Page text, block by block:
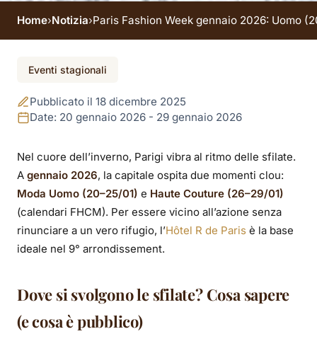
Paris Fashion Week
gennaio 2026: Uomo
(20–25) & Haute
Couture (26–29) — Il
tuo quartier generale
nel 9°
Home›Notizia›Paris Fashion Week gennaio 2026: Uomo
Eventi stagionali
Pubblicato il 18 dicembre 2025
Date: 20 gennaio 2026 - 29 gennaio 2026
Nel cuore dell’inverno, Parigi vibra al ritmo delle sfilate.
A gennaio 2026, la capitale ospita due momenti clou:
Moda Uomo (20–25/01) e Haute Couture (26–29/01)
(calendari FHCM). Per essere vicino all’azione senza
rinunciare a un vero rifugio, l’Hôtel R de Paris è la base
ideale nel 9° arrondissement.
Dove si svolgono le sfilate? Cosa sapere
(e cosa è pubblico)